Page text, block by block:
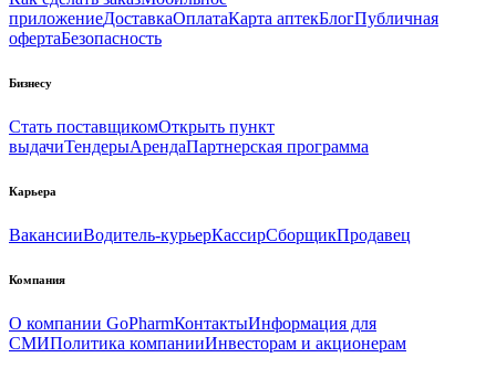
приложениеДоставкаОплатаКарта аптекБлогПубличная
офертаБезопасность
Бизнесу
Стать поставщикомОткрыть пункт
выдачиТендерыАрендаПартнерская программа
Карьера
ВакансииВодитель-курьерКассирСборщикПродавец
Компания
О компании GoPharmКонтактыИнформация для
СМИПолитика компанииИнвесторам и акционерам